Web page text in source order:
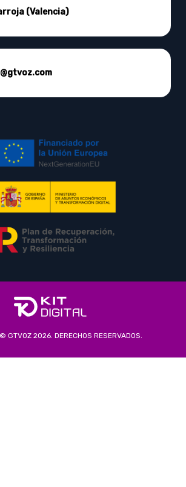
(Valencia)
GTVOZ 2026. DERECHOS RESERVADOS.